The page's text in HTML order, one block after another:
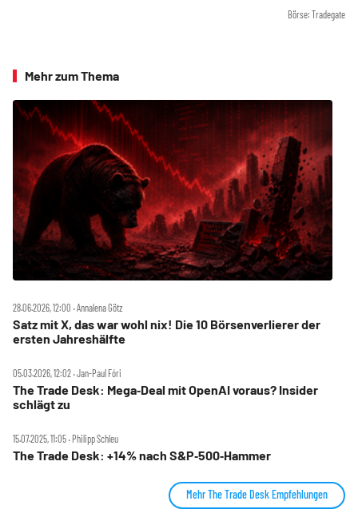
Börse: Tradegate
Mehr zum Thema
28.06.2026, 12:00 ‧ Annalena Götz
Satz mit X, das war wohl nix! Die 10 Börsenverlierer der
ersten Jahreshälfte
05.03.2026, 12:02 ‧ Jan-Paul Fóri
The Trade Desk: Mega‑Deal mit OpenAI voraus? Insider
schlägt zu
15.07.2025, 11:05 ‧ Philipp Schleu
The Trade Desk: +14% nach S&P‑500‑Hammer
Mehr The Trade Desk Empfehlungen